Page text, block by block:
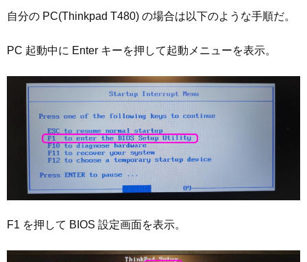
自分の PC(Thinkpad T480) の場合は以下のような手順だ。
PC 起動中に Enter キーを押して起動メニューを表示。
F1 を押して BIOS 設定画面を表示。